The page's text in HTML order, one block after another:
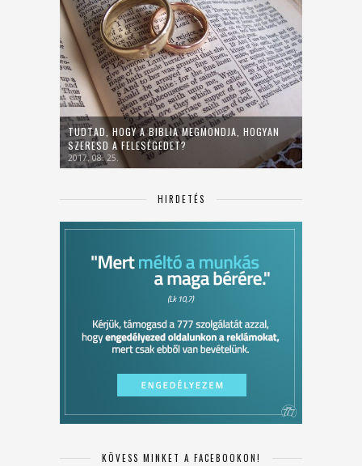
TUDTAD, HOGY A BIBLIA MEGMONDJA, HOGYAN
SZERESD A FELESÉGEDET?
2017. 08. 25.
HIRDETÉS
KÖVESS MINKET A FACEBOOKON!